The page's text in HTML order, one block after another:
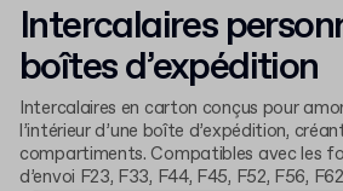
Intercalaires
boîtes d’expédition
Intercalaires en carton conçus pour
l’intérieur d’une boîte d’expédition,
compartiments. Compatibles avec les
d’envoi F23, F33, F44, F45, F52, F56,